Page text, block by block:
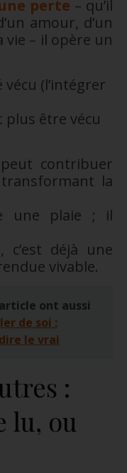
perte – qu’il
amour, d’un
vie – il opère un
vécu (l’intégrer
plus être vécu
peut contribuer
la
une plaie ; il
c’est déjà une
vivable.
ont aussi
de soi :
le vrai
:
lu, ou